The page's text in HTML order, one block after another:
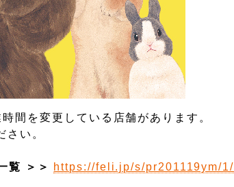
間を変更している店舗があります。
い。
覧 ＞＞ https://feli.jp/s/pr201119ym/1/